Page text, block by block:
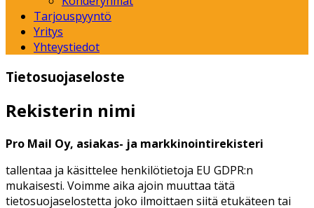
Tarjouspyyntö
Yritys
Yhteystiedot
Tietosuojaseloste
Rekisterin nimi
Pro Mail Oy, asiakas- ja markkinointirekisteri
tallentaa ja käsittelee henkilötietoja EU GDPR:n
mukaisesti. Voimme aika ajoin muuttaa tätä
tietosuojaselostetta joko ilmoittaen siitä etukäteen tai